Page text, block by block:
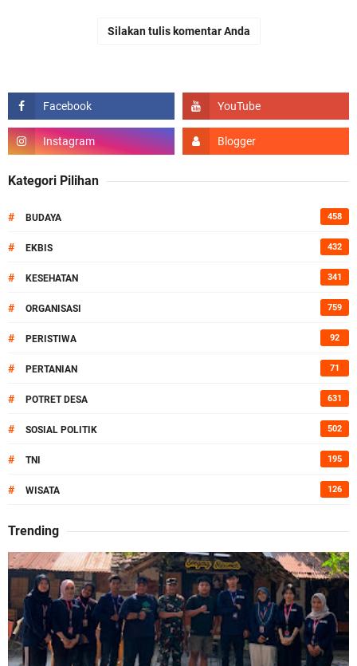
Silakan tulis komentar Anda
Kategori Pilihan
# BUDAYA 458
# EKBIS 432
# KESEHATAN 341
# ORGANISASI 759
# PERISTIWA 92
# PERTANIAN 71
# POTRET DESA 631
# SOSIAL POLITIK 502
# TNI 195
# WISATA 126
Trending